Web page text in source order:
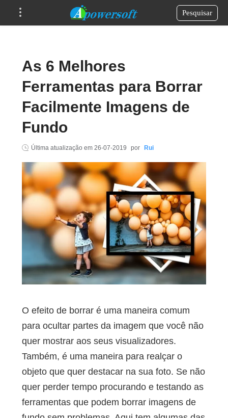
Pesquisar
As 6 Melhores
Ferramentas para Borrar
Facilmente Imagens de
Fundo
Última atualização em 26-07-2019 por Rui
O efeito de borrar é uma maneira comum
para ocultar partes da imagem que você não
quer mostrar aos seus visualizadores.
Também, é uma maneira para realçar o
objeto que quer destacar na sua foto. Se não
quer perder tempo procurando e testando as
ferramentas que podem borrar imagens de